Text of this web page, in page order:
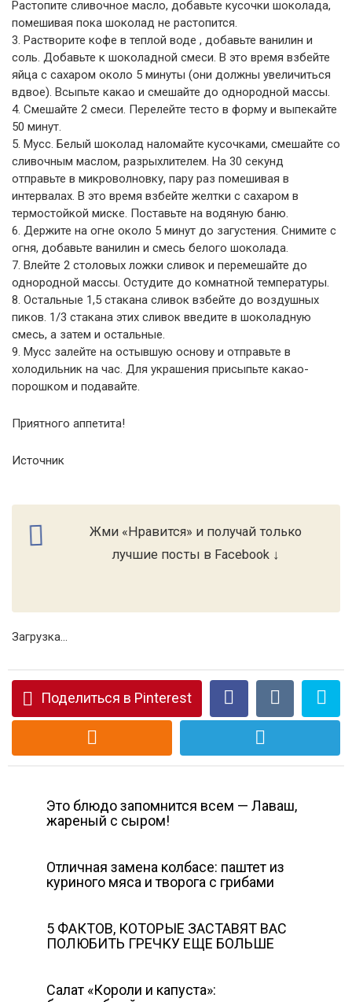
Растопите сливочное масло, добавьте кусочки шоколада,
помешивая пока шоколад не растопится.
3. Растворите кофе в теплой воде , добавьте ванилин и
соль. Добавьте к шоколадной смеси. В это время взбейте
яйца с сахаром около 5 минуты (они должны увеличиться
вдвое). Всыпьте какао и смешайте до однородной массы.
4. Смешайте 2 смеси. Перелейте тесто в форму и выпекайте
50 минут.
5. Мусс. Белый шоколад наломайте кусочками, смешайте со
сливочным маслом, разрыхлителем. На 30 секунд
отправьте в микроволновку, пару раз помешивая в
интервалах. В это время взбейте желтки с сахаром в
термостойкой миске. Поставьте на водяную баню.
6. Держите на огне около 5 минут до загустения. Снимите с
огня, добавьте ванилин и смесь белого шоколада.
7. Влейте 2 столовых ложки сливок и перемешайте до
однородной массы. Остудите до комнатной температуры.
8. Остальные 1,5 стакана сливок взбейте до воздушных
пиков. 1/3 стакана этих сливок введите в шоколадную
смесь, а затем и остальные.
9. Мусс залейте на остывшую основу и отправьте в
холодильник на час. Для украшения присыпьте какао-
порошком и подавайте.
Приятного аппетита!
Источник
Жми «Нравится» и получай только
лучшие посты в Facebook ↓
Загрузка...
Поделиться в Pinterest
Это блюдо запомнится всем — Лаваш,
жареный с сыром!
Отличная замена колбасе: паштет из
куриного мяса и творога с грибами
5 ФАКТОВ, КОТОРЫЕ ЗАСТАВЯТ ВАС
ПОЛЮБИТЬ ГРЕЧКУ ЕЩЕ БОЛЬШЕ
Салат «Короли и капуста»: